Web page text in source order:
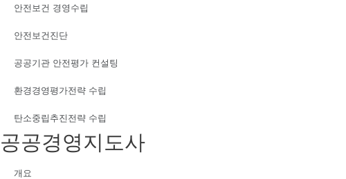
안전보건 경영수립
안전보건진단
공공기관 안전평가 컨설팅
환경경영평가전략 수립
탄소중립추진전략 수립
공공경영지도사
개요